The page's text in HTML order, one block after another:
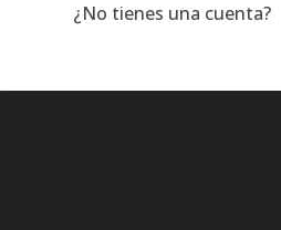
¿No tienes una cuenta?